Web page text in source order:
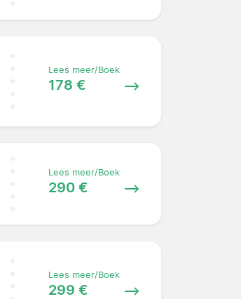
Lees meer/Boek
178 €
Lees meer/Boek
290 €
Lees meer/Boek
299 €